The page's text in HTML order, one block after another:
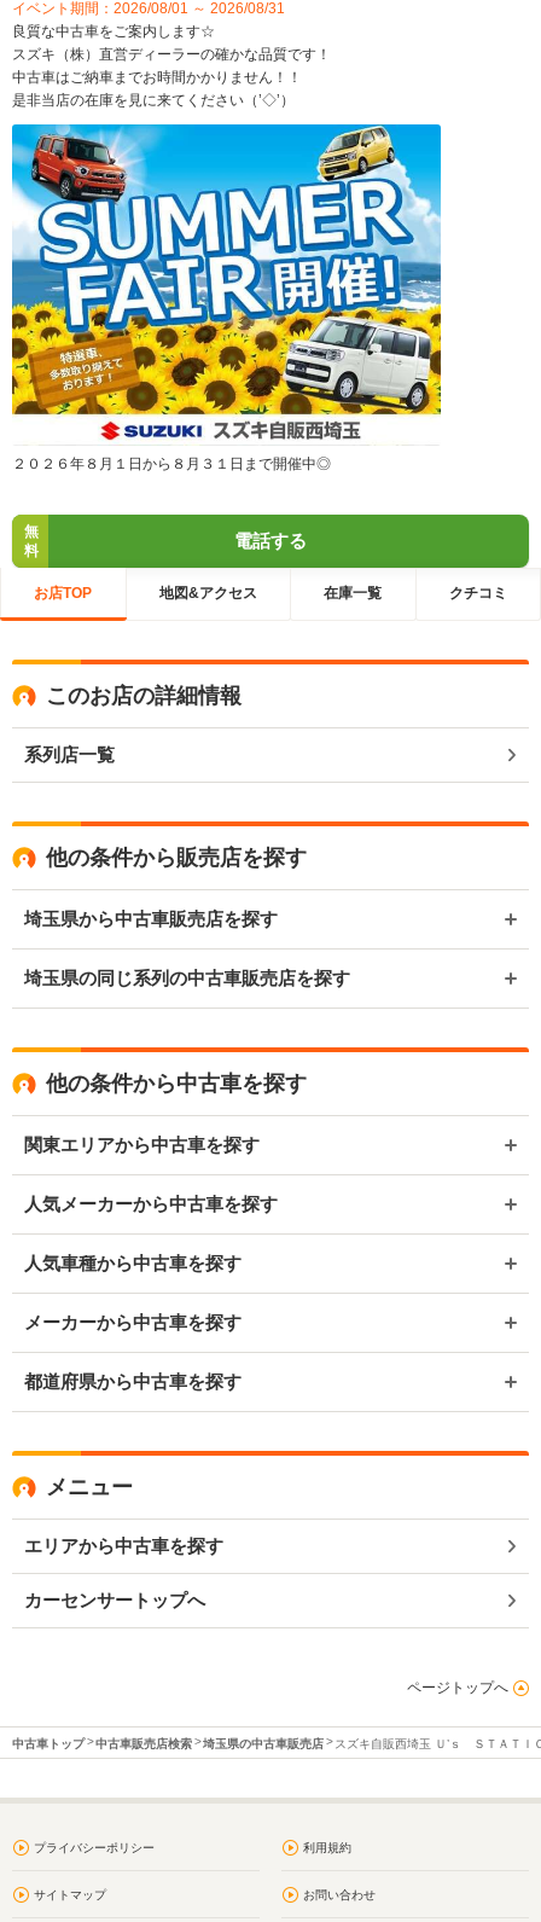
イベント期間：2026/08/01 ～ 2026/08/31
良質な中古車をご案内します☆
スズキ（株）直営ディーラーの確かな品質です！
中古車はご納車までお時間かかりません！！
是非当店の在庫を見に来てください（’◇’）
２０２６年８月１日から８月３１日まで開催中◎
無
料
電話する
お店TOP 地図&アクセス 在庫一覧 クチコミ
このお店の詳細情報
系列店一覧
他の条件から販売店を探す
埼玉県から中古車販売店を探す
埼玉県の同じ系列の中古車販売店を探す
他の条件から中古車を探す
関東エリアから中古車を探す
人気メーカーから中古車を探す
人気車種から中古車を探す
メーカーから中古車を探す
都道府県から中古車を探す
メニュー
エリアから中古車を探す
カーセンサートップへ
ページトップへ
中古車トップ 中古車販売店検索 埼玉県の中古車販売店 スズキ自販西埼玉 Ｕ’ｓ ＳＴＡＴＩ
プライバシーポリシー 利用規約
サイトマップ お問い合わせ